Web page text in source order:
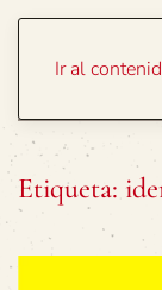
Ir al
Etiqueta: